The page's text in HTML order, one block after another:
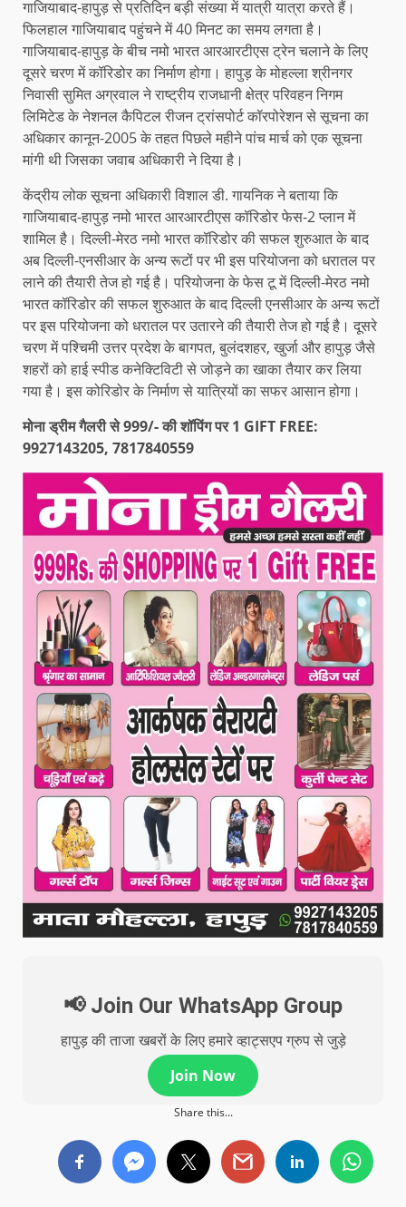
गाजियाबाद-हापुड़ से प्रतिदिन बड़ी संख्या में यात्री यात्रा करते हैं।
फिलहाल गाजियाबाद पहुंचने में 40 मिनट का समय लगता है।
गाजियाबाद-हापुड़ के बीच नमो भारत आरआरटीएस ट्रेन चलाने के लिए
दूसरे चरण में कॉरिडोर का निर्माण होगा। हापुड़ के मोहल्ला श्रीनगर
निवासी सुमित अग्रवाल ने राष्ट्रीय राजधानी क्षेत्र परिवहन निगम
लिमिटेड के नेशनल कैपिटल रीजन ट्रांसपोर्ट कॉरपोरेशन से सूचना का
अधिकार कानून-2005 के तहत पिछले महीने पांच मार्च को एक सूचना
मांगी थी जिसका जवाब अधिकारी ने दिया है।
केंद्रीय लोक सूचना अधिकारी विशाल डी. गायनिक ने बताया कि
गाजियाबाद-हापुड़ नमो भारत आरआरटीएस कॉरिडोर फेस-2 प्लान में
शामिल है। दिल्ली-मेरठ नमो भारत कॉरिडोर की सफल शुरुआत के बाद
अब दिल्ली-एनसीआर के अन्य रूटों पर भी इस परियोजना को धरातल पर
लाने की तैयारी तेज हो गई है। परियोजना के फेस टू में दिल्ली-मेरठ नमो
भारत कॉरिडोर की सफल शुरुआत के बाद दिल्ली एनसीआर के अन्य रूटों
पर इस परियोजना को धरातल पर उतारने की तैयारी तेज हो गई है। दूसरे
चरण में पश्चिमी उत्तर प्रदेश के बागपत, बुलंदशहर, खुर्जा और हापुड़ जैसे
शहरों को हाई स्पीड कनेक्टिविटी से जोड़ने का खाका तैयार कर लिया
गया है। इस कोरिडोर के निर्माण से यात्रियों का सफर आसान होगा।
मोना ड्रीम गैलरी से 999/- की शॉपिंग पर 1 GIFT FREE:
9927143205, 7817840559
📢 Join Our WhatsApp Group
हापुड़ की ताजा खबरों के लिए हमारे व्हाट्सएप ग्रुप से जुड़े
Join Now
Share this...